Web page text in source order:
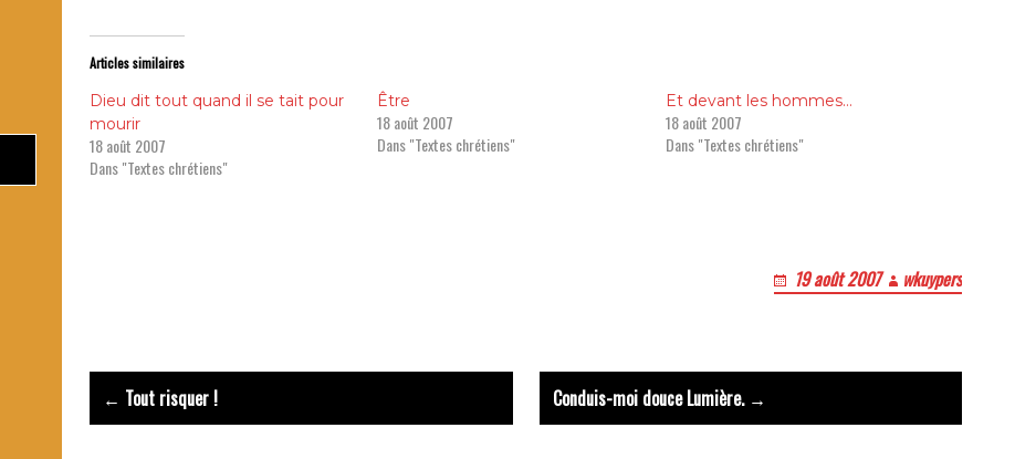
Prière Esprit Saint : Viens,Esprit du Pere et
Le bruit
Articles similaires
Dieu dit tout quand il se tait pour
mourir
18 août 2007
Dans "Textes chrétiens"
Être
18 août 2007
Dans "Textes chrétiens"
Et devant les hommes…
18 août 2007
Dans "Textes chrétiens"
19 août 2007 wkuypers
Post
navigation Conduis-moi douce Lumière. →
← Tout risquer !